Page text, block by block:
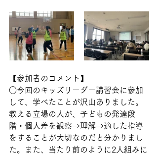
【参加者のコメント】
○今回のキッズリーダー講習会に参加
して、学べたことが沢山ありました。
教える立場の人が、子どもの発達段
階・個人差を観察→理解→適した指導
をすることが大切なのだと分かりまし
た。また、当たり前のように2人組みに